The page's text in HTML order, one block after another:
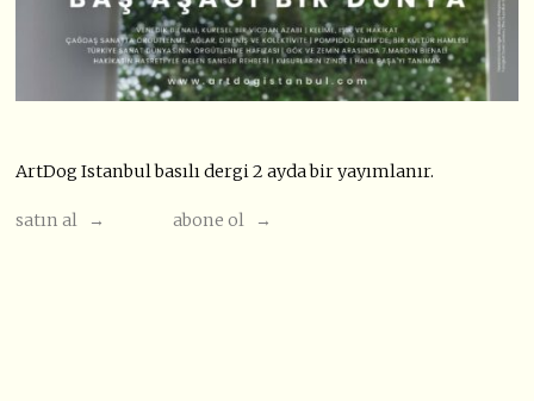
ArtDog Istanbul basılı dergi 2 ayda bir yayımlanır.
satın al → abone ol →